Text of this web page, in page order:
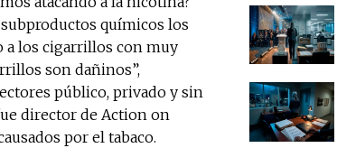
químicos los
a los cigarrillos con muy
son dañinos”,
público, privado y sin
director de Action on
por el tabaco.